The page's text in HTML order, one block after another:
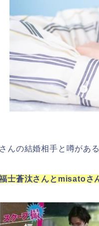
んの結婚相手と噂があ
士蒼汰さんとmisatoさ